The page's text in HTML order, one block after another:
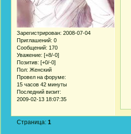
Зарегистрирован: 2008-07-04
Приглашений: 0
Сообщений: 170
Уважение: [+8/-0]
Позитив: [+0/-0]
Пол: Женский
Провел на форуме:
15 часов 42 минуты
Последний визит:
2009-02-13 18:07:35
Страница:1